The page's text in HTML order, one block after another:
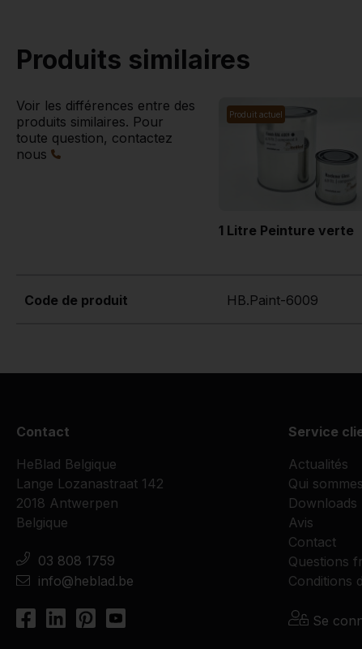
Produits similaires
Voir les différences entre des
produits similaires. Pour
toute question, contactez
nous
Produit actuel
1 Litre Peinture verte
Code de produit HB.Paint-6009
Contact
HeBlad Belgique
Lange Lozanastraat 142
2018 Antwerpen
Belgique
03 808 1759
info@heblad.be
Service
Actualités
Qui
Downloads
Avis
Contact
Questions
Conditions
Se